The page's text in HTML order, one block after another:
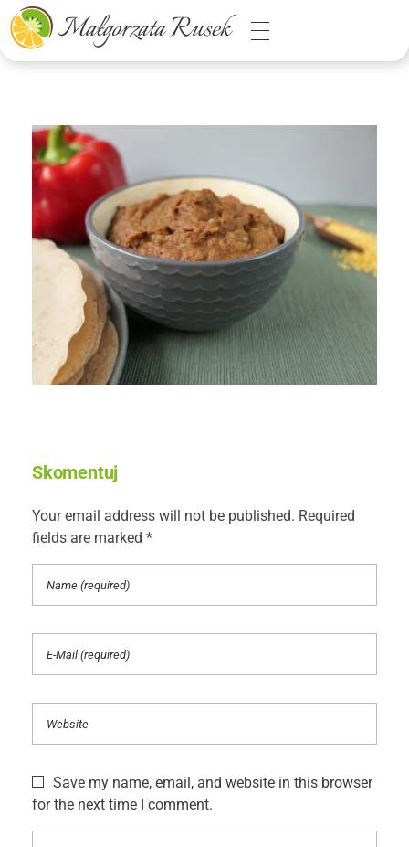
Małgorzata Rusek - dietetyk z pasją
Dietetyka kliniczna & Psychodietetyka
Skomentuj
Your email address will not be published. Required
fields are marked *
Save my name, email, and website in this browser
for the next time I comment.